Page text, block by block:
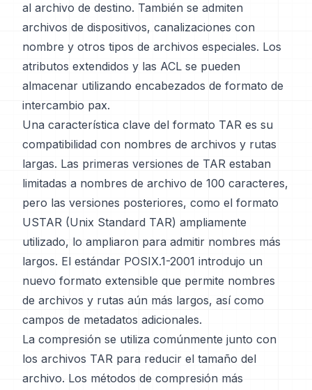
al archivo de destino. También se admiten
archivos de dispositivos, canalizaciones con
nombre y otros tipos de archivos especiales. Los
atributos extendidos y las ACL se pueden
almacenar utilizando encabezados de formato de
intercambio pax.
Una característica clave del formato TAR es su
compatibilidad con nombres de archivos y rutas
largas. Las primeras versiones de TAR estaban
limitadas a nombres de archivo de 100 caracteres,
pero las versiones posteriores, como el formato
USTAR (Unix Standard TAR) ampliamente
utilizado, lo ampliaron para admitir nombres más
largos. El estándar POSIX.1-2001 introdujo un
nuevo formato extensible que permite nombres
de archivos y rutas aún más largos, así como
campos de metadatos adicionales.
La compresión se utiliza comúnmente junto con
los archivos TAR para reducir el tamaño del
archivo. Los métodos de compresión más